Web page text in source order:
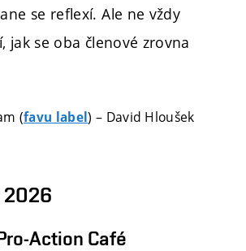
se reflexí. Ale ne vždy
jak se oba členové zrovna
(favu label) – David Hloušek
2026
Action Café